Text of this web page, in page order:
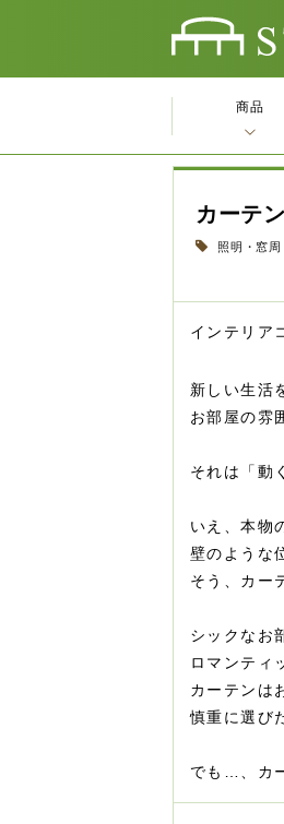
カーテ
照明・窓周
インテリア
新しい生活
お部屋の雰
それは「動
いえ、本物
壁のような
そう、カー
シックなお
ロマンティ
カーテンは
慎重に選び
でも…、カ
商品